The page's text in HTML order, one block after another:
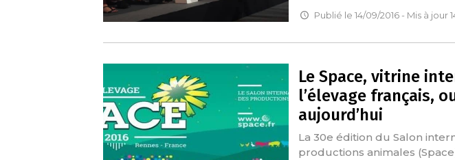
Publié le 14/09/2016 - Mis à jour
Le Space, vitrine
l’élevage français,
aujourd’hui
La 30e édition du Salon
productions animales